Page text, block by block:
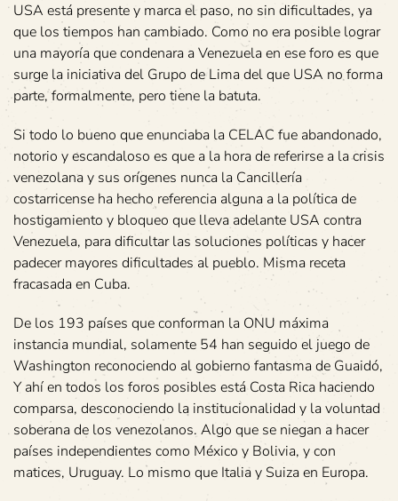
USA está presente y marca el paso, no sin dificultades, ya
que los tiempos han cambiado. Como no era posible lograr
una mayoría que condenara a Venezuela en ese foro es que
surge la iniciativa del Grupo de Lima del que USA no forma
parte, formalmente, pero tiene la batuta.
Si todo lo bueno que enunciaba la CELAC fue abandonado,
notorio y escandaloso es que a la hora de referirse a la crisis
venezolana y sus orígenes nunca la Cancillería
costarricense ha hecho referencia alguna a la política de
hostigamiento y bloqueo que lleva adelante USA contra
Venezuela, para dificultar las soluciones políticas y hacer
padecer mayores dificultades al pueblo. Misma receta
fracasada en Cuba.
De los 193 países que conforman la ONU máxima
instancia mundial, solamente 54 han seguido el juego de
Washington reconociendo al gobierno fantasma de Guaidó,
Y ahí en todos los foros posibles está Costa Rica haciendo
comparsa, desconociendo la institucionalidad y la voluntad
soberana de los venezolanos. Algo que se niegan a hacer
países independientes como México y Bolivia, y con
matices, Uruguay. Lo mismo que Italia y Suiza en Europa.